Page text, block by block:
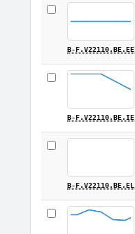
B-F.V22110.BE.EE
B-F.V22110.BE.IE
B-F.V22110.BE.EL